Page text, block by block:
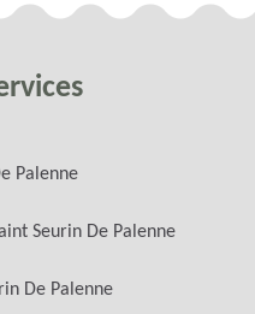
Palenne
Seurin De Palenne
De Palenne